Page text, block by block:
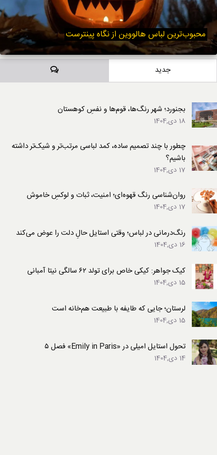
محبوب‌ترین لباس هالووین از نگاه پینترست
جدید دیدگاه‌ها
بجنورد؛ شهر رنگ‌ها، قوم‌ها و نفسِ کوهستان
18 دی,1404
چطور با چند تصمیم ساده، کمد لباسی مرتب‌تر و شیک‌تر داشته
باشیم؟
17 دی,1404
روان‌شناسی رنگ قهوه‌ای؛ امنیت، ثبات و لوکسِ خاموش
17 دی,1404
رنگ‌درمانی در لباس؛ وقتی استایل حالِ دلت را عوض می‌کند
16 دی,1404
کیک جواهر: کیکی خاص برای تولد ۶۲ سالگی نیتا آمبانی
15 دی,1404
لرستان؛ جایی که طایفه با طبیعت هم‌خانه است
15 دی,1404
تحول استایل امیلی در «Emily in Paris» فصل ۵
14 دی,1404